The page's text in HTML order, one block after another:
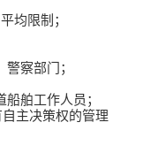
均限制；
察部门；
舶工作人员；
主决策权的管理